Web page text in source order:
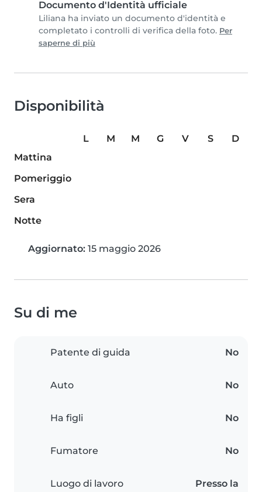
Documento d'Identità ufficiale
Liliana ha inviato un documento d'identità e
completato i controlli di verifica della foto. Per
saperne di più
Disponibilità
L M M G V S
D
Mattina
Pomeriggio
Sera
Notte
Aggiornato: 15 maggio 2026
Su di me
Patente di guida No
Auto No
Ha figli No
Fumatore No
Luogo di lavoro
Presso la